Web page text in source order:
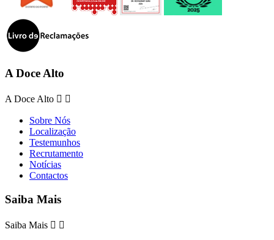
A Doce Alto
A Doce Alto  
Sobre Nós
Localização
Testemunhos
Recrutamento
Notícias
Contactos
Saiba Mais
Saiba Mais  